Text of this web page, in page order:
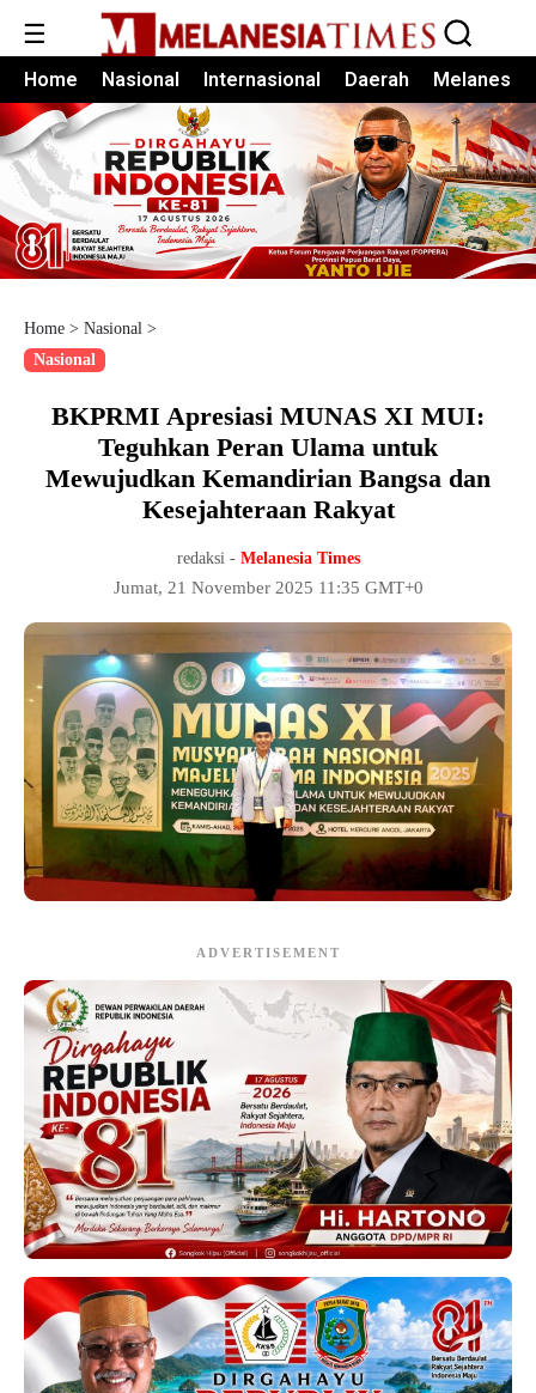
☰
Home Nasional Internasional Daerah Melanesia
Home > Nasional >
Nasional
BKPRMI Apresiasi MUNAS XI MUI:
Teguhkan Peran Ulama untuk
Mewujudkan Kemandirian Bangsa dan
Kesejahteraan Rakyat
redaksi - Melanesia Times
Jumat, 21 November 2025 11:35 GMT+0
ADVERTISEMENT